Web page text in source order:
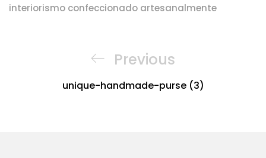
interiorismo confeccionado artesanalmente
entradas
Previous
Post
Previous
unique-handmade-purse (3)